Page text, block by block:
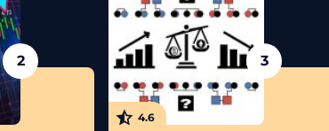
2 3
Читать обзор